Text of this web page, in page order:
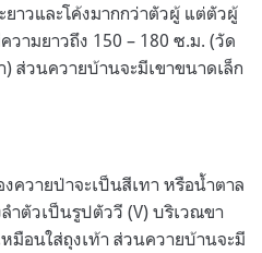
ยาวและโค้งมากกว่าตัวผู้ แต่ตัวผู้
วามยาวถึง 150 – 180 ซ.ม. (วัด
ส่วนควายบ้านจะมีเขาขนาดเล็ก
ควายป่าจะเป็นสีเทา หรือน้ำตาล
ำตัวเป็นรูปตัววี (V) บริเวณขา
มือนใส่ถุงเท้า ส่วนควายบ้านจะมี